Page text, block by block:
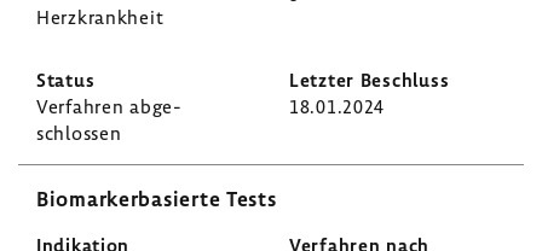
Herz­krank­heit
Verfahren abge­
schlossen
18.01.2024
Biomar­ker­ba­sierte Tests